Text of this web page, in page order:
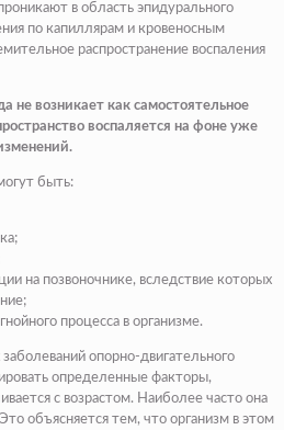
в область эпидурального
по капиллярам и кровеносным
распространение воспаления
не возникает как самостоятельное
воспаляется на фоне уже
быть:
на позвоночнике, вследствие которых
процесса в организме.
опорно-двигательного
определенные факторы,
с возрастом. Наиболее часто она
объясняется тем, что организм в этом